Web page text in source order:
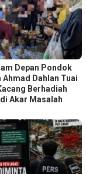
Depan Pondok
Ahmad Dahlan Tuai
Berhadiah
Akar Masalah